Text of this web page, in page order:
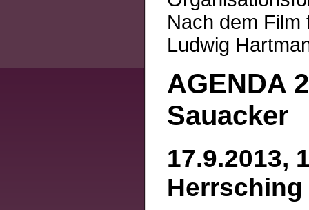
Nach dem Film
Ludwig
AGENDA
Sauacker
17.9.2013,
Herrsching